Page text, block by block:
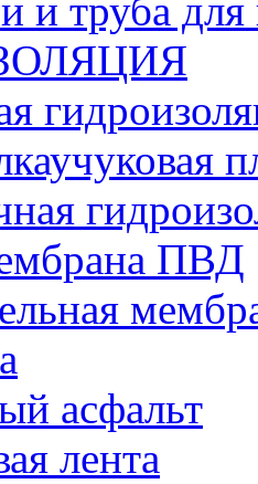
и труба для
ПВД
асфальт
лента